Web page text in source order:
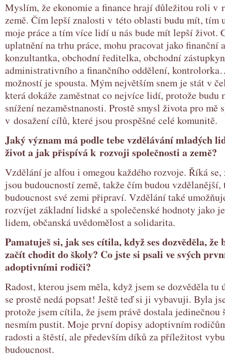
Myslím, že ekonomie a finance hrají důležitou roli v
země. Čím lepší znalosti v této oblasti budu mít, tím
moje práce a tím více lidí u nás bude mít lepší život.
uplatnění na trhu práce, mohu pracovat jako finanční
konzultantka, obchodní ředitelka, obchodní
administrativního a finančního oddělení,
možností je spousta. Mým největším snem je stát v
která dokáže zaměstnat co nejvíce lidí, protože budu
snížení nezaměstnanosti. Prostě smysl života pro mě
v dosažení cílů, které jsou prospěšné celé komunitě.
Jaký význam má podle tebe vzdělávání mladých
život a jak přispívá k rozvoji společnosti a země?
Vzdělání je alfou i omegou každého rozvoje. Říká
jsou budoucností země, takže čím budou
budoucnost své zemi připraví. Vzdělání také
rozvíjet základní lidské a společenské hodnoty jako
lidem, občanská uvědomělost a solidarita.
Pamatuješ si, jak ses cítila, když ses dozvěděla, že
začít chodit do školy? Co jste si psali ve svých
adoptivními rodiči?
Radost, kterou jsem měla, když jsem se dozvěděla tu
se prostě nedá popsat! Ještě teď si ji vybavuji. Byla
protože jsem cítila, že jsem právě dostala jedinečnou
nesmím pustit. Moje první dopisy adoptivním
radosti a štěstí, ale především díků za příležitost
budoucnost.